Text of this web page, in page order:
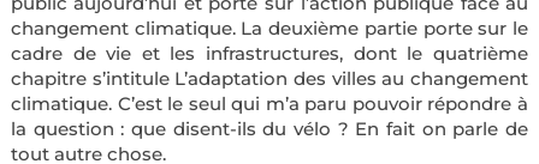
changement climatique. La deuxième partie porte sur le
cadre de vie et les infrastructures, dont le quatrième
chapitre s’intitule L’adaptation des villes au changement
climatique. C’est le seul qui m’a paru pouvoir répondre à
la question : que disent-ils du vélo ? En fait on parle de
tout autre chose.